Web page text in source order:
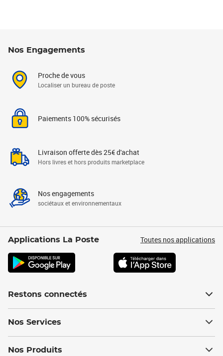
Nos Engagements
Proche de vous
Localiser un bureau de poste
Paiements 100% sécurisés
Livraison offerte dès 25€ d'achat
Hors livres et hors produits marketplace
Nos engagements
sociétaux et environnementaux
Applications La Poste Toutes nos applications
Restons connectés
Nos Services
Nos Produits